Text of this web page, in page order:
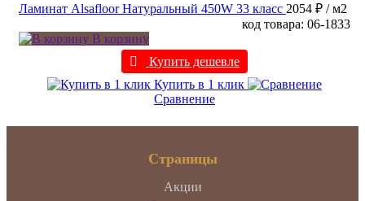
Ламинат Alsafloor Натуральный 450W 33 класс 2054 ₽ / м2
код товара: 06-1833
В корзину
Купить дешевле
Купить в 1 клик
Сравнение
Страницы
Акции